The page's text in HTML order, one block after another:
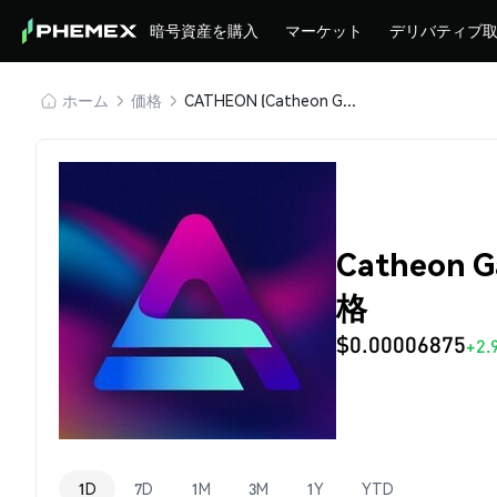
暗号資産を購入 マーケット デリバティブ
ホーム 価格 CATHEON (Catheon Gaming)
Catheon
格
$0.00006875
1D 7D 1M 3M 1Y YTD